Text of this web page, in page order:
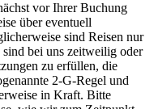
vor Ihrer Buchung
über eventuell
sind Reisen nur
bei uns zeitweilig oder
zu erfüllen, die
2-G-Regel und
in Kraft. Bitte